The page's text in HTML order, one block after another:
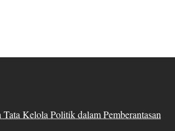
Kelola Politik dalam Pemberantasan